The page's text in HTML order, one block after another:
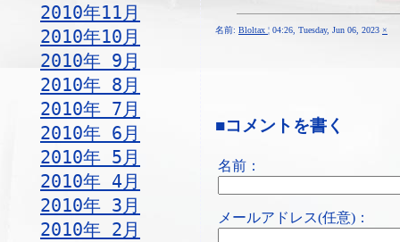
2010年11月
2010年10月
2010年 9月
2010年 8月
2010年 7月
2010年 6月
2010年 5月
2010年 4月
2010年 3月
2010年 2月
名前: Bloltax ¦ 04:26, Tuesday, Jun 06, 2023 ×
■コメントを書く
名前：
メールアドレス(任意)：